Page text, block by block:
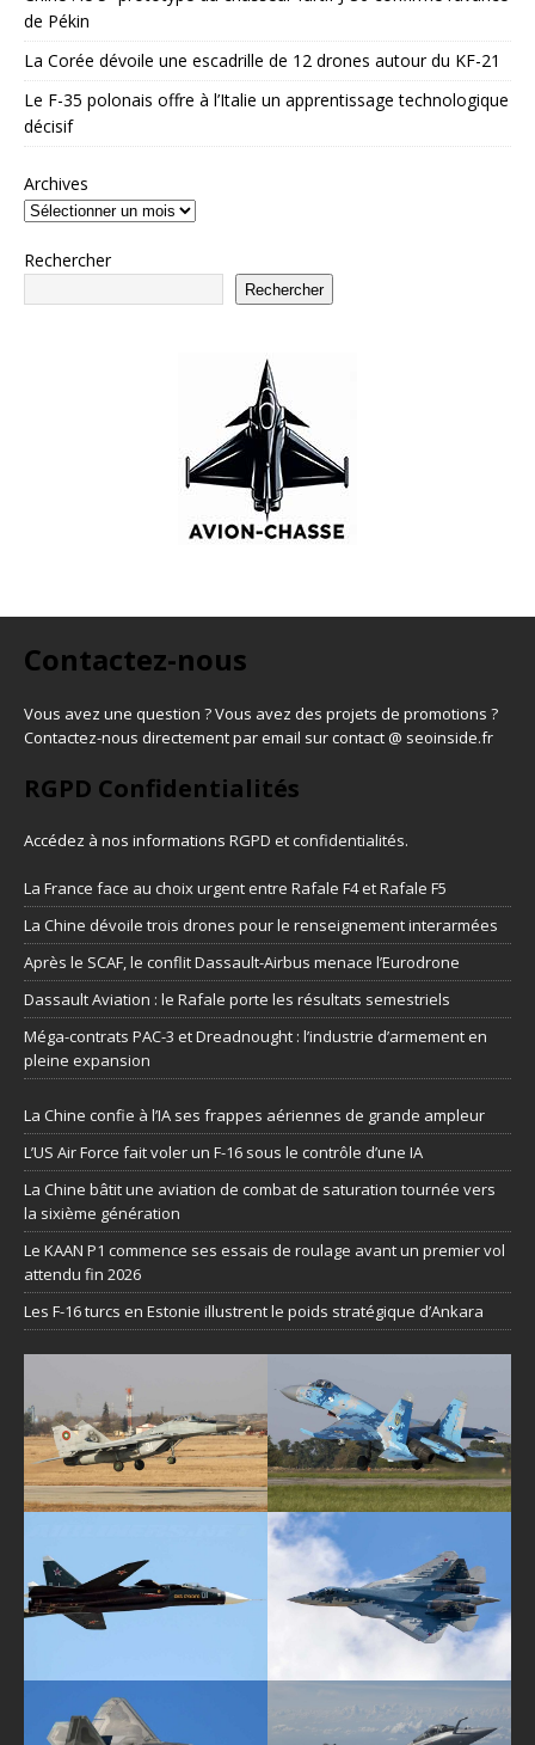
de Pékin
La Corée dévoile une escadrille de 12 drones autour du KF-21
Le F-35 polonais offre à l’Italie un apprentissage technologique
décisif
Archives
Rechercher
Rechercher
Contactez-nous
Vous avez une question ? Vous avez des projets de promotions ?
Contactez-nous directement par email sur contact @ seoinside.fr
RGPD Confidentialités
Accédez à nos informations RGPD et confidentialités.
La France face au choix urgent entre Rafale F4 et Rafale F5
La Chine dévoile trois drones pour le renseignement interarmées
Après le SCAF, le conflit Dassault-Airbus menace l’Eurodrone
Dassault Aviation : le Rafale porte les résultats semestriels
Méga-contrats PAC-3 et Dreadnought : l’industrie d’armement en
pleine expansion
La Chine confie à l’IA ses frappes aériennes de grande ampleur
L’US Air Force fait voler un F-16 sous le contrôle d’une IA
La Chine bâtit une aviation de combat de saturation tournée vers
la sixième génération
Le KAAN P1 commence ses essais de roulage avant un premier vol
attendu fin 2026
Les F-16 turcs en Estonie illustrent le poids stratégique d’Ankara